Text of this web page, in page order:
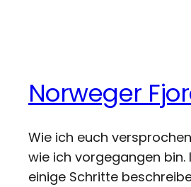
Norweger
Wie ich euch
wie ich vorgegangen bin.
einige Schritte